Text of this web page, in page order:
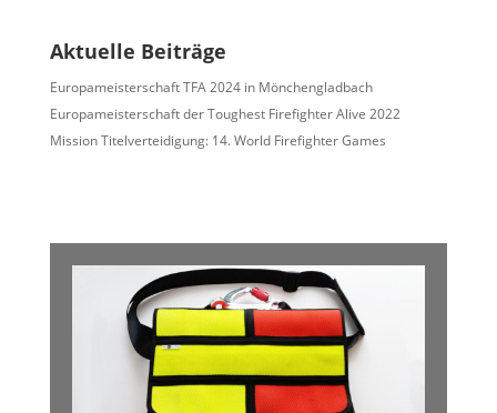
Aktuelle Beiträge
Europameisterschaft TFA 2024 in Mönchengladbach
Europameisterschaft der Toughest Firefighter Alive 2022
Mission Titelverteidigung: 14. World Firefighter Games